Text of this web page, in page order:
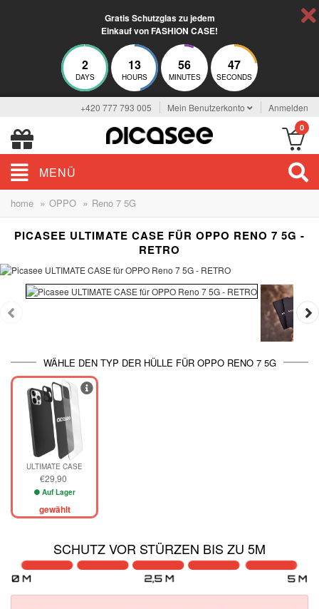
Gratis Schutzglas zu jedem
Einkauf von FASHION CASE!
2
DAYS
13
HOURS
56
MINUTES
47
SECONDS
+420 777 793 005 Mein Benutzerkonto Anmelden
0
MENÜ
home » OPPO » Reno 7 5G
PICASEE ULTIMATE CASE FÜR OPPO RENO 7 5G -
RETRO
WÄHLE DEN TYP DER HÜLLE FÜR OPPO RENO 7 5G
ULTIMATE CASE
€29,90
Auf Lager
gewählt
SCHUTZ VOR STÜRZEN BIS ZU 5M